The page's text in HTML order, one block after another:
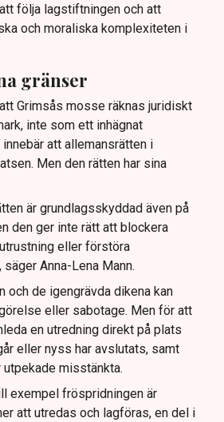
följa lagstiftningen och att
och moraliska komplexiteten i
gränser
Grimsås mosse räknas juridiskt
inte som ett inhägnat
att allemansrätten i
Men den rätten har sina
är grundlagsskyddad även på
den ger inte rätt att blockera
eller förstöra
Anna-Lena Mann.
och de igengrävda dikena kan
eller sabotage. Men för att
en utredning direkt på plats
eller nyss har avslutats, samt
misstänkta.
exempel fröspridningen är
att utredas och lagföras, en del i